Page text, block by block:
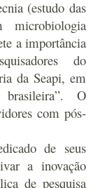
(estudo das
microbiologia
a importância
do
da Seapi, em
O
com pós-
de seus
a inovação
de pesquisa